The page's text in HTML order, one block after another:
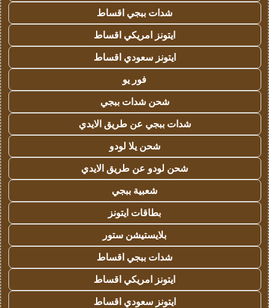
شدات ببجي اقساط
ايتونز امريكي اقساط
ايتونز سعودي اقساط
فور يو
شحن شدات ببجي
شدات ببجي عن طريق الايدي
شحن يلا لودو
شحن لودو عن طريق الايدي
شعبية ببجي
بطاقات ايتونز
بلايستيشن ستور
شدات ببجي اقساط
ايتونز امريكي اقساط
ايتونز سعودي اقساط